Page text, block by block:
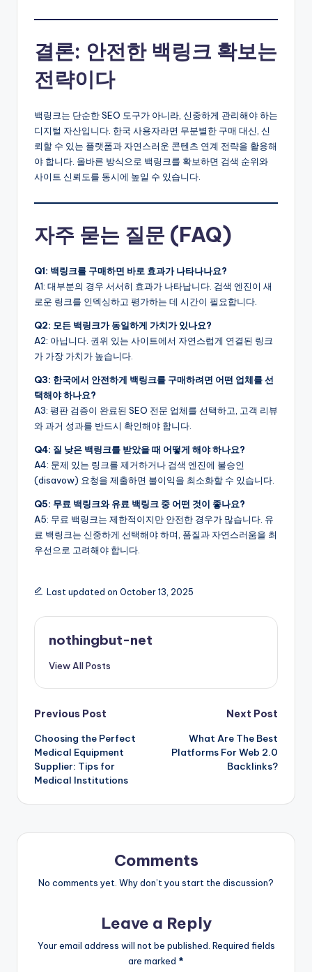
결론: 안전한 백링크 확보는
전략이다
백링크는 단순한 SEO 도구가 아니라, 신중하게 관리해야 하는
디지털 자산입니다. 한국 사용자라면 무분별한 구매 대신, 신
뢰할 수 있는 플랫폼과 자연스러운 콘텐츠 연계 전략을 활용해
야 합니다. 올바른 방식으로 백링크를 확보하면 검색 순위와
사이트 신뢰도를 동시에 높일 수 있습니다.
자주 묻는 질문 (FAQ)
Q1: 백링크를 구매하면 바로 효과가 나타나나요?
A1: 대부분의 경우 서서히 효과가 나타납니다. 검색 엔진이 새
로운 링크를 인덱싱하고 평가하는 데 시간이 필요합니다.
Q2: 모든 백링크가 동일하게 가치가 있나요?
A2: 아닙니다. 권위 있는 사이트에서 자연스럽게 연결된 링크
가 가장 가치가 높습니다.
Q3: 한국에서 안전하게 백링크를 구매하려면 어떤 업체를 선
택해야 하나요?
A3: 평판 검증이 완료된 SEO 전문 업체를 선택하고, 고객 리뷰
와 과거 성과를 반드시 확인해야 합니다.
Q4: 질 낮은 백링크를 받았을 때 어떻게 해야 하나요?
A4: 문제 있는 링크를 제거하거나 검색 엔진에 불승인
(disavow) 요청을 제출하면 불이익을 최소화할 수 있습니다.
Q5: 무료 백링크와 유료 백링크 중 어떤 것이 좋나요?
A5: 무료 백링크는 제한적이지만 안전한 경우가 많습니다. 유
료 백링크는 신중하게 선택해야 하며, 품질과 자연스러움을 최
우선으로 고려해야 합니다.
Last updated on October 13, 2025
nothingbut-net
View All Posts
Post
navigation
Previous Post
Choosing the Perfect
Medical Equipment
Supplier: Tips for
Medical Institutions
Next Post
What Are The Best
Platforms For Web 2.0
Backlinks?
Comments
No comments yet. Why don’t you start the discussion?
Leave a Reply
Your email address will not be published. Required fields
are marked *